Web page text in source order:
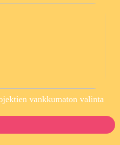
vankkumaton valinta